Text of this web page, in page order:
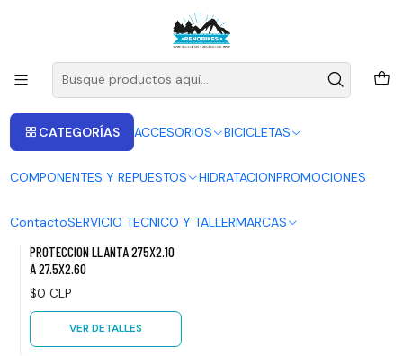
CATEGORÍAS ACCESORIOS BICICLETAS
COMPONENTES Y REPUESTOS HIDRATACIONPROMOCIONES
ContactoSERVICIO TECNICO Y TALLERMARCAS
ENVIOS A LAS RECIONES V - IV - RM DESDE 2.990
TANNUS
FILTROS
No disponible
PROTECCION LLANTA 275X2.10
A 27.5X2.60
$0 CLP
VER DETALLES